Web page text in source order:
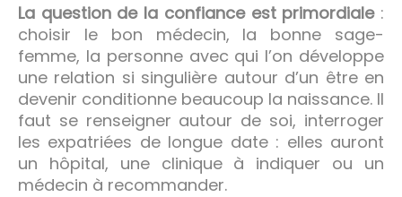
La question de la confiance est primordiale:
choisir le bon médecin, la bonne sage-
femme, la personne avec qui l’on développe
une relation si singulière autour d’un être en
devenir conditionne beaucoup la naissance. Il
faut se renseigner autour de soi, interroger
les expatriées de longue date : elles auront
un hôpital, une clinique à indiquer ou un
médecin à recommander.